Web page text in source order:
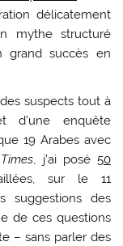
délicatement
mythe structuré
succès en
suspects tout à
d’une enquête
19 Arabes avec
, j’ai posé 50
sur le 11
suggestions des
de ces questions
– sans parler des